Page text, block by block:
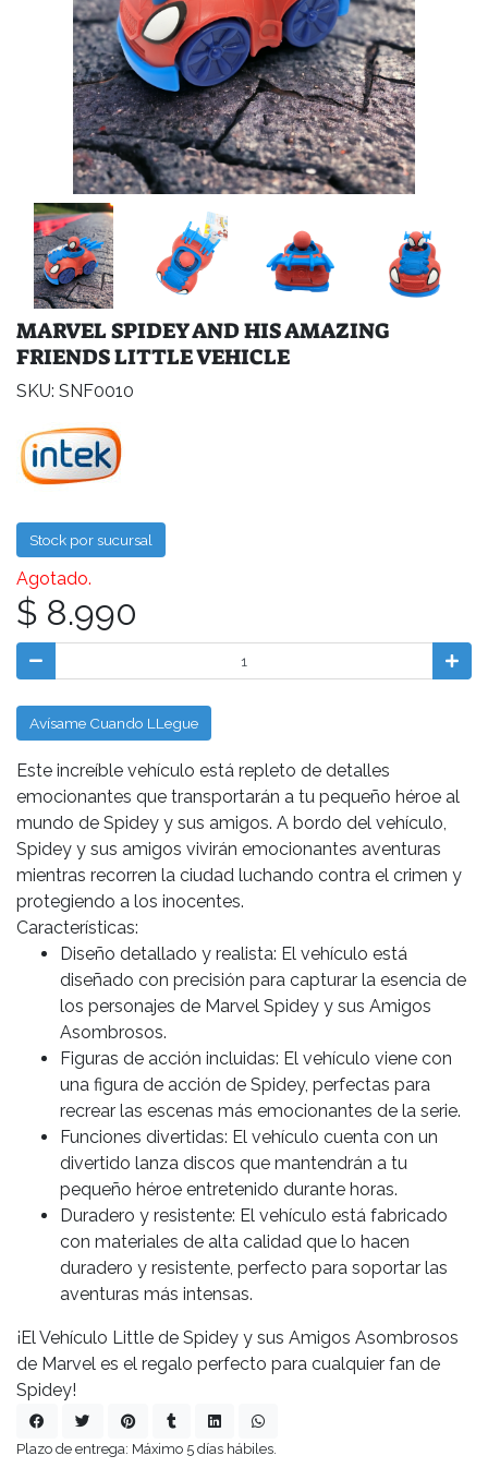
MARVEL SPIDEY AND HIS AMAZING
FRIENDS LITTLE VEHICLE
SKU: SNF0010
Stock por sucursal
Agotado.
$ 8.990
Avísame Cuando LLegue
Este increíble vehículo está repleto de detalles
emocionantes que transportarán a tu pequeño héroe al
mundo de Spidey y sus amigos. A bordo del vehículo,
Spidey y sus amigos vivirán emocionantes aventuras
mientras recorren la ciudad luchando contra el crimen y
protegiendo a los inocentes.
Características:
Diseño detallado y realista: El vehículo está
diseñado con precisión para capturar la esencia de
los personajes de Marvel Spidey y sus Amigos
Asombrosos.
Figuras de acción incluidas: El vehículo viene con
una figura de acción de Spidey, perfectas para
recrear las escenas más emocionantes de la serie.
Funciones divertidas: El vehículo cuenta con un
divertido lanza discos que mantendrán a tu
pequeño héroe entretenido durante horas.
Duradero y resistente: El vehículo está fabricado
con materiales de alta calidad que lo hacen
duradero y resistente, perfecto para soportar las
aventuras más intensas.
¡El Vehículo Little de Spidey y sus Amigos Asombrosos
de Marvel es el regalo perfecto para cualquier fan de
Spidey!
Plazo de entrega: Máximo 5 días hábiles.